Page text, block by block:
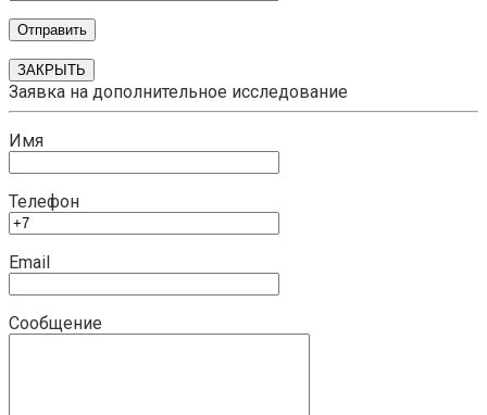
ЗАКРЫТЬ
Заявка на дополнительное исследование
Имя
Телефон
Email
Сообщение